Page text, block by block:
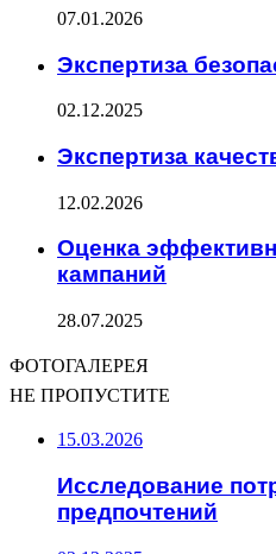
07.01.2026
Экспертиза
02.12.2025
Экспертиза
12.02.2026
Оценка
кампаний
28.07.2025
ФОТОГАЛЕРЕЯ
НЕ ПРОПУСТИТЕ
15.03.2026
Исследование
предпочтений